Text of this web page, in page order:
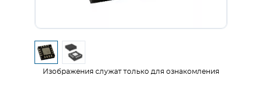
Изображения служат только для ознакомления